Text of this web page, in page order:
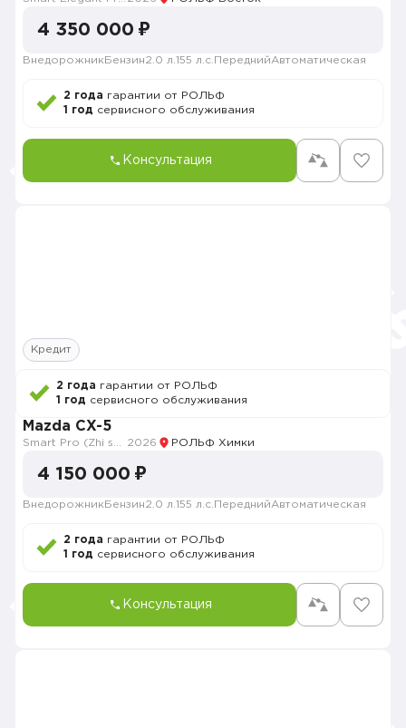
4 350 000 ₽
Внедорожник Бензин2.0 л. 155 л.с. ПереднийАвтоматическая
2 года гарантии от РОЛЬФ
1 год сервисного обслуживания
Консультация
Кредит
2 года гарантии от РОЛЬФ
1 год сервисного обслуживания
Mazda CX-5
2026 РОЛЬФ Химки
4 150 000 ₽
Внедорожник Бензин2.0 л. 155 л.с. ПереднийАвтоматическая
2 года гарантии от РОЛЬФ
1 год сервисного обслуживания
Консультация